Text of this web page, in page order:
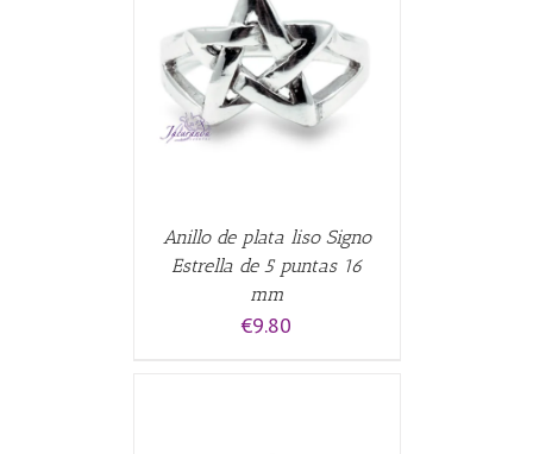
Anillo de plata liso Signo
Estrella de 5 puntas 16
mm
€9.80